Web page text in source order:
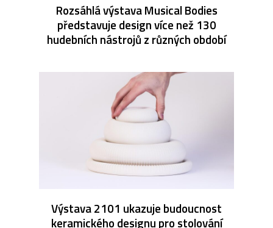
Rozsáhlá výstava Musical Bodies
představuje design více než 130
hudebních nástrojů z různých období
Výstava 2101 ukazuje budoucnost
keramického designu pro stolování